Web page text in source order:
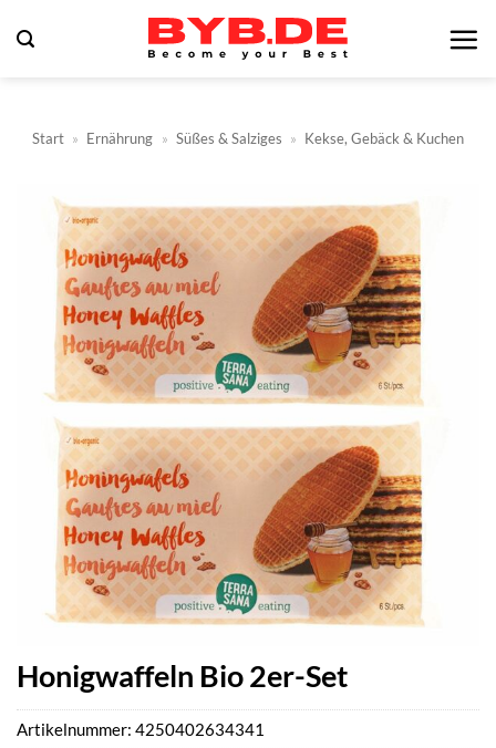
Inhalt
Start » Ernährung » Süßes & Salziges » Kekse, Gebäck & Kuchen
Honigwaffeln Bio 2er-Set
Artikelnummer: 4250402634341